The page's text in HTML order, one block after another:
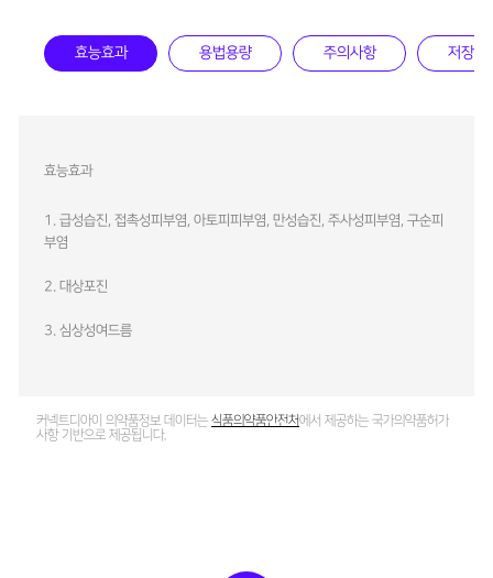
효능효과 용법용량 주의사항 저장방
효능효과
1. 급성습진, 접촉성피부염, 아토피피부염, 만성습진, 주사성피부염, 구순피
부염
2. 대상포진
3. 심상성여드름
커넥트디아이 의약품정보 데이터는 식품의약품안전처에서 제공하는 국가의약품허가
사항 기반으로 제공됩니다.